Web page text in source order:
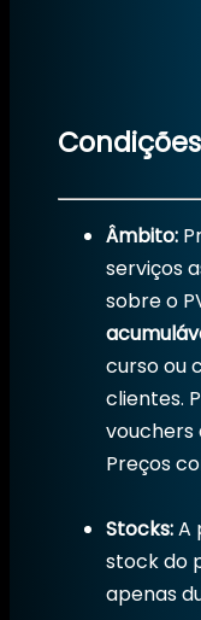
Âmbito:
serviços
sobre o
curso ou
clientes.
vouchers
Preços
Stocks:A
stock do
apenas